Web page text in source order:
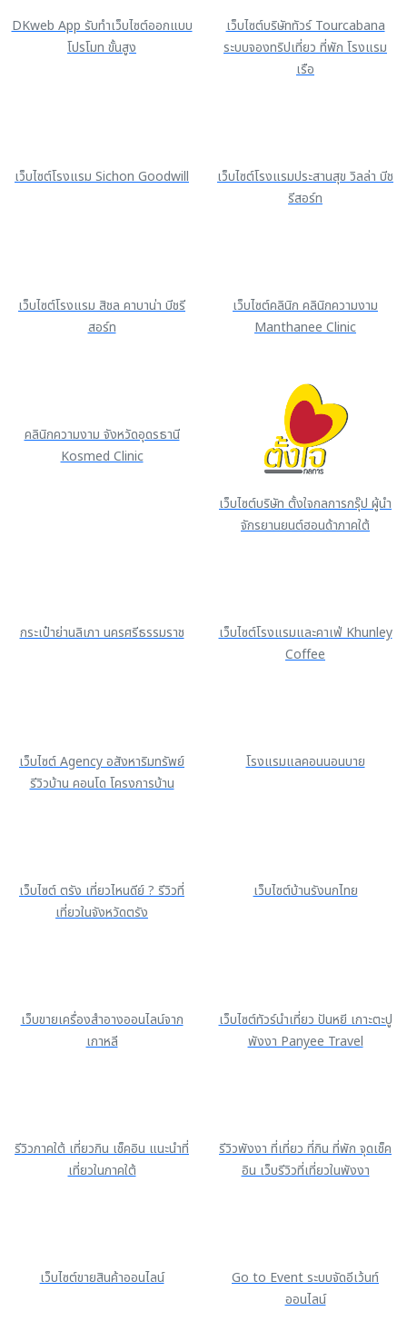
DKweb App รับทำเว็บไซต์ออกแบบ
โปรโมท ขั้นสูง
เว็บไซต์บริษัททัวร์ Tourcabana
ระบบจองทริปเที่ยว ที่พัก โรงแรม
เรือ
เว็บไซต์โรงแรม Sichon Goodwill
เว็บไซต์โรงแรมประสานสุข วิลล่า บีช
รีสอร์ท
เว็บไซต์โรงแรม สิชล คาบาน่า บีชรี
สอร์ท
เว็บไซต์คลินิก คลินิกความงาม
Manthanee Clinic
คลินิกความงาม จังหวัดอุดรธานี
Kosmed Clinic
เว็บไซต์บริษัท ตั้งใจกลการกรุ๊ป ผู้นำ
จักรยานยนต์ฮอนด้าภาคใต้
กระเป๋าย่านลิเภา นครศรีธรรมราช
เว็บไซต์โรงแรมและคาเฟ่ Khunley
Coffee
เว็บไซต์ Agency อสังหาริมทรัพย์
รีวิวบ้าน คอนโด โครงการบ้าน
โรงแรมแลคอนนอนบาย
เว็บไซต์ ตรัง เที่ยวไหนดีย์ ? รีวิวที่
เที่ยวในจังหวัดตรัง
เว็บไซต์บ้านรังนกไทย
เว็บขายเครื่องสำอางออนไลน์จาก
เกาหลี
เว็บไซต์ทัวร์นำเที่ยว ปันหยี เกาะตะปู
พังงา Panyee Travel
รีวิวภาคใต้ เที่ยวกิน เช็คอิน แนะนำที่
เที่ยวในภาคใต้
รีวิวพังงา ที่เที่ยว ที่กิน ที่พัก จุดเช็ค
อิน เว็บรีวิวที่เที่ยวในพังงา
เว็บไซต์ขายสินค้าออนไลน์
Go to Event ระบบจัดอีเว้นท์
ออนไลน์